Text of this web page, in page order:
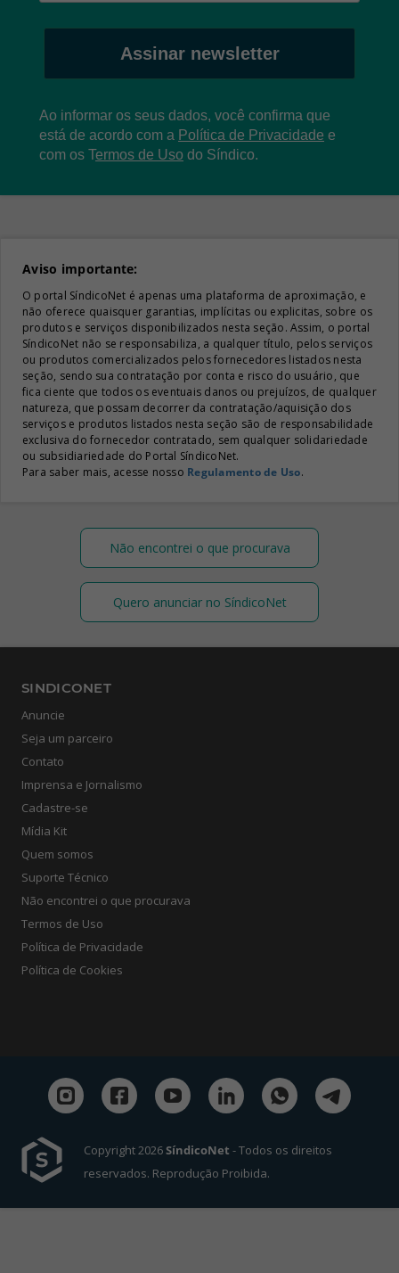
Assinar newsletter
Ao informar os seus dados, você confirma que
está de acordo com a Política de Privacidade e
com os Termos de Uso do Síndico.
Aviso importante:
O portal SíndicoNet é apenas uma plataforma de aproximação, e
não oferece quaisquer garantias, implícitas ou explicitas, sobre os
produtos e serviços disponibilizados nesta seção. Assim, o portal
SíndicoNet não se responsabiliza, a qualquer título, pelos serviços
ou produtos comercializados pelos fornecedores listados nesta
seção, sendo sua contratação por conta e risco do usuário, que
fica ciente que todos os eventuais danos ou prejuízos, de qualquer
natureza, que possam decorrer da contratação/aquisição dos
serviços e produtos listados nesta seção são de responsabilidade
exclusiva do fornecedor contratado, sem qualquer solidariedade
ou subsidiariedade do Portal SíndicoNet.
Para saber mais, acesse nosso Regulamento de Uso.
Não encontrei o que procurava
Quero anunciar no SíndicoNet
SINDICONET
Anuncie
Seja um parceiro
Contato
Imprensa e Jornalismo
Cadastre-se
Mídia Kit
Quem somos
Suporte Técnico
Não encontrei o que procurava
Termos de Uso
Política de Privacidade
Política de Cookies
Copyright 2026SíndicoNet - Todos os direitos
reservados. Reprodução Proibida.